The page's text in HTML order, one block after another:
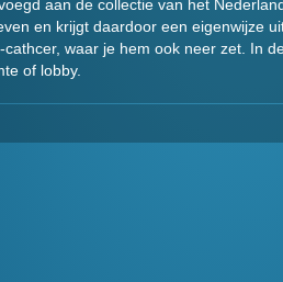
aan de collectie van het
en krijgt daardoor een eigenwijze
waar je hem ook neer zet. In
of lobby.